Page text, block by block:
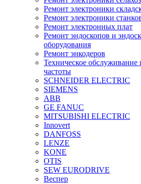
Ремонт электроники
Ремонт электроники
Ремонт электронных плат
Ремонт эндоскопов и
оборудования
Ремонт энкодеров
Техническое обслуживание
частоты
SCHNEIDER ELECTRIC
SIEMENS
ABB
GE FANUC
MITSUBISHI ELECTRIC
Innovert
DANFOSS
LENZE
KONE
OTIS
SEW EURODRIVE
Веспер